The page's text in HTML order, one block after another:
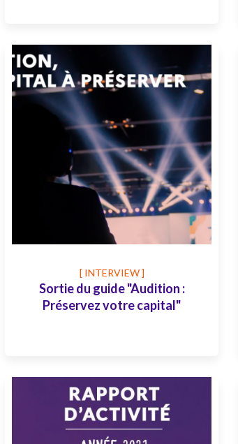
[ INTERVIEW ]
Sortie du guide "Audition :
Préservez votre capital"